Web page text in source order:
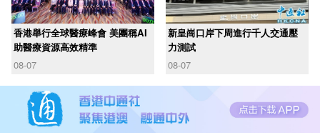
香港舉行全球醫療峰會 美團稱AI
助醫療資源高效精準
08-07
新皇崗口岸下周進行千人交通壓
力測試
08-07